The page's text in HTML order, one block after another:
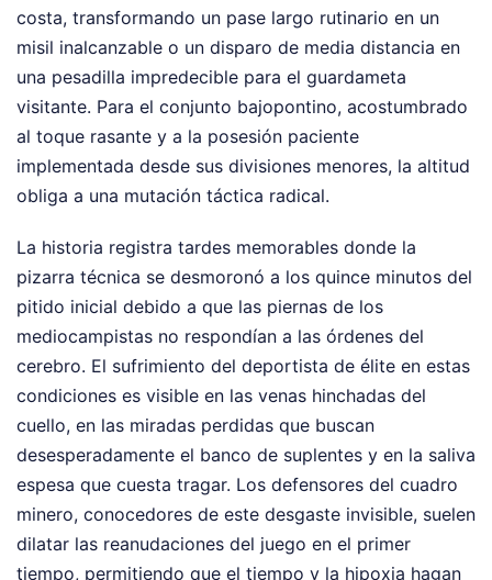
costa, transformando un pase largo rutinario en un
misil inalcanzable o un disparo de media distancia en
una pesadilla impredecible para el guardameta
visitante. Para el conjunto bajopontino, acostumbrado
al toque rasante y a la posesión paciente
implementada desde sus divisiones menores, la altitud
obliga a una mutación táctica radical.
La historia registra tardes memorables donde la
pizarra técnica se desmoronó a los quince minutos del
pitido inicial debido a que las piernas de los
mediocampistas no respondían a las órdenes del
cerebro. El sufrimiento del deportista de élite en estas
condiciones es visible en las venas hinchadas del
cuello, en las miradas perdidas que buscan
desesperadamente el banco de suplentes y en la saliva
espesa que cuesta tragar. Los defensores del cuadro
minero, conocedores de este desgaste invisible, suelen
dilatar las reanudaciones del juego en el primer
tiempo, permitiendo que el tiempo y la hipoxia hagan